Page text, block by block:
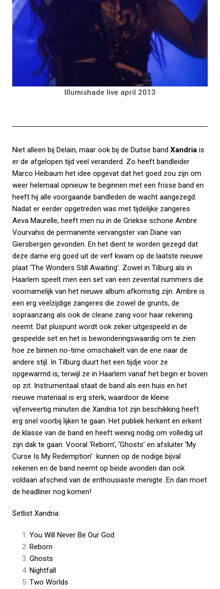
Illumishade live april 2013
Niet alleen bij Delain, maar ook bij de Duitse band Xandria is
er de afgelopen tijd veel veranderd. Zo heeft bandleider
Marco Heibaum het idee opgevat dat het goed zou zijn om
weer helemaal opnieuw te beginnen met een frisse band en
heeft hij alle voorgaande bandleden de wacht aangezegd.
Nadat er eerder opgetreden was met tijdelijke zangeres
Aeva Maurelle, heeft men nu in de Griekse schone Ambre
Vourvahis de permanente vervangster van Diane van
Giersbergen gevonden. En het dient te worden gezegd dat
deze dame erg goed uit de verf kwam op de laatste nieuwe
plaat ‘The Wonders Still Awaiting’. Zowel in Tilburg als in
Haarlem speelt men een set van een zevental nummers die
voornamelijk van het nieuwe album afkomstig zijn. Ambre is
een erg veelzijdige zangeres die zowel de grunts, de
sopraanzang als ook de cleane zang voor haar rekening
neemt. Dat pluspunt wordt ook zeker uitgespeeld in de
gespeelde set en het is bewonderingswaardig om te zien
hoe ze binnen no-time omschakelt van de ene naar de
andere stijl. In Tilburg duurt het een tijdje voor ze
opgewarmd is, terwijl ze in Haarlem vanaf het begin er boven
op zit. Instrumentaal staat de band als een huis en het
nieuwe materiaal is erg sterk, waardoor de kleine
vijfenveertig minuten die Xandria tot zijn beschikking heeft
erg snel voorbij lijken te gaan. Het publiek herkent en erkent
de klasse van de band en heeft weinig nodig om volledig uit
zijn dak te gaan. Vooral ‘Reborn’, ‘Ghosts’ en afsluiter ‘My
Curse Is My Redemption’ kunnen op de nodige bijval
rekenen en de band neemt op beide avonden dan ook
voldaan afscheid van de enthousiaste menigte. En dan moet
de headliner nog komen!
Setlist Xandria:
You Will Never Be Our God
Reborn
Ghosts
Nightfall
Two Worlds